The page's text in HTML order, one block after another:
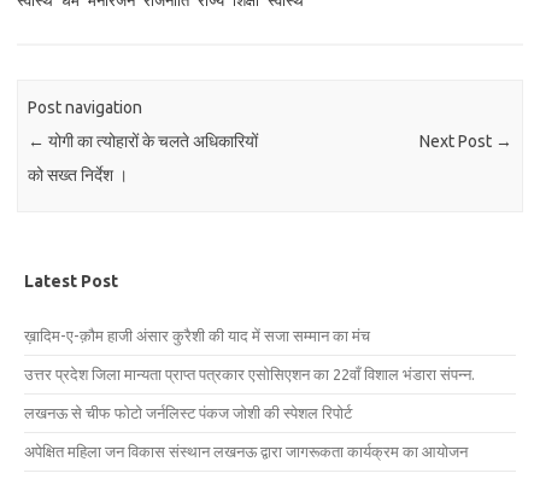
Post navigation
← योगी का त्योहारों के चलते अधिकारियों
को सख्त निर्देश ।
Next Post →
Latest Post
ख़ादिम-ए-क़ौम हाजी अंसार कुरैशी की याद में सजा सम्मान का मंच
उत्तर प्रदेश जिला मान्यता प्राप्त पत्रकार एसोसिएशन का 22वाँ विशाल भंडारा संपन्न.
लखनऊ से चीफ फोटो जर्नलिस्ट पंकज जोशी की स्पेशल रिपोर्ट
अपेक्षित महिला जन विकास संस्थान लखनऊ द्वारा जागरूकता कार्यक्रम का आयोजन